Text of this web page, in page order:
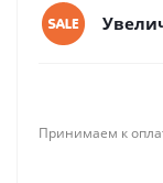
Принимаем к